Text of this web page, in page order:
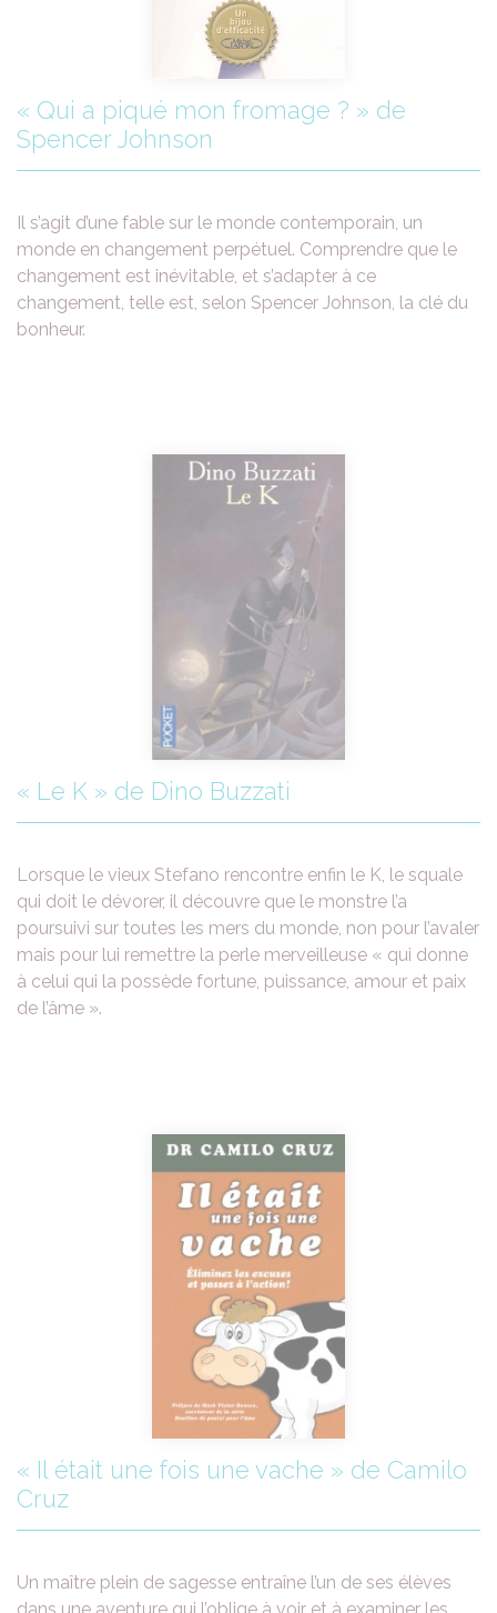
« Qui a piqué mon fromage ? » de
Spencer Johnson
Il s’agit d’une fable sur le monde contemporain, un
monde en changement perpétuel. Comprendre que le
changement est inévitable, et s’adapter à ce
changement, telle est, selon Spencer Johnson, la clé du
bonheur.
« Le K » de Dino Buzzati
Lorsque le vieux Stefano rencontre enfin le K, le squale
qui doit le dévorer, il découvre que le monstre l’a
poursuivi sur toutes les mers du monde, non pour l’avaler
mais pour lui remettre la perle merveilleuse « qui donne
à celui qui la possède fortune, puissance, amour et paix
de l’âme ».
« Il était une fois une vache » de Camilo
Cruz
Un maître plein de sagesse entraîne l’un de ses élèves